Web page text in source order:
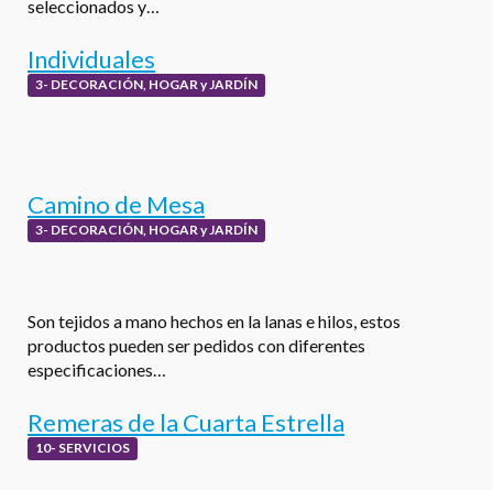
seleccionados y…
Individuales
3- DECORACIÓN, HOGAR y JARDÍN
Camino de Mesa
3- DECORACIÓN, HOGAR y JARDÍN
Son tejidos a mano hechos en la lanas e hilos, estos
productos pueden ser pedidos con diferentes
especificaciones…
Remeras de la Cuarta Estrella
10- SERVICIOS